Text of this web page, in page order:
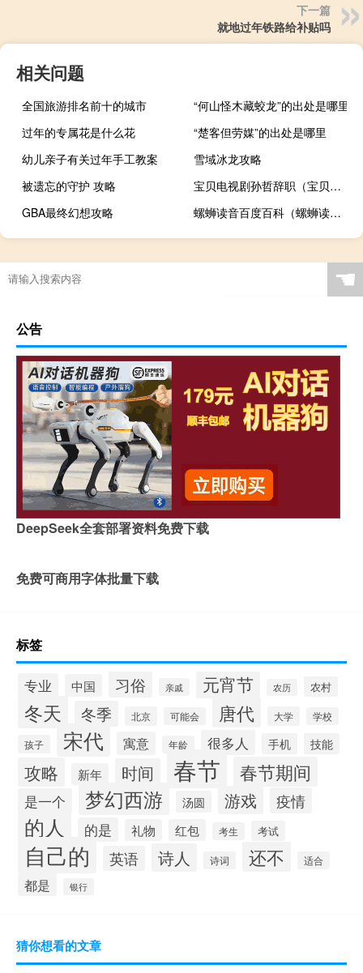
下一篇
就地过年铁路给补贴吗
相关问题
全国旅游排名前十的城市
“何山怪木藏蛟龙”的出处是哪里
过年的专属花是什么花
“楚客但劳媒”的出处是哪里
幼儿亲子有关过年手工教案
雪域冰龙攻略
被遗忘的守护 攻略
宝贝电视剧孙哲辞职（宝贝电脑）
GBA最终幻想攻略
螺蛳读音百度百科（螺蛳读音）
☚
公告
DeepSeek全套部署资料免费下载
免费可商用字体批量下载
标签
专业 中国 习俗 亲戚 元宵节 农历 农村
冬天 冬季 北京 可能会 唐代 大学 学校
孩子 宋代 寓意 年龄 很多人 手机 技能
攻略 新年 时间 春节 春节期间
是一个 梦幻西游 汤圆 游戏 疫情
的人 的是 礼物 红包 考生 考试
自己的 英语 诗人 诗词 还不 适合
都是 银行
猜你想看的文章